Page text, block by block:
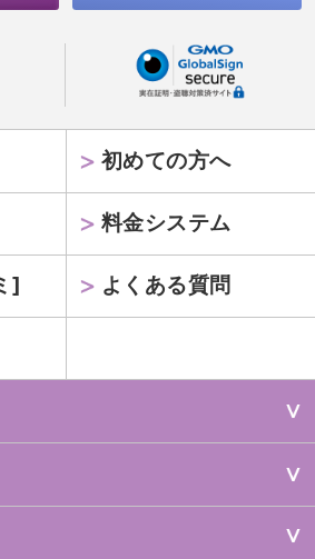
初めての方へ
料金システム
] よくある質問